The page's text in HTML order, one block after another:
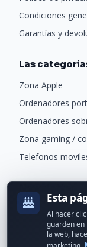
Condiciones
Garantías y
Las
Zona Apple
Ordenadores
Ordenadores
Zona gaming /
Telefonos
Recibe ofertas
Esta
Al hacer
guarden
la web,